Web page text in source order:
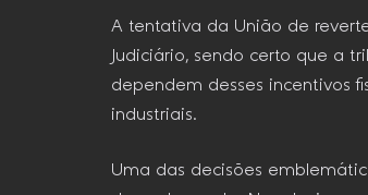
A tentativa da União de
Judiciário, sendo certo que a
dependem desses incentivos
industriais.
Uma das decisões